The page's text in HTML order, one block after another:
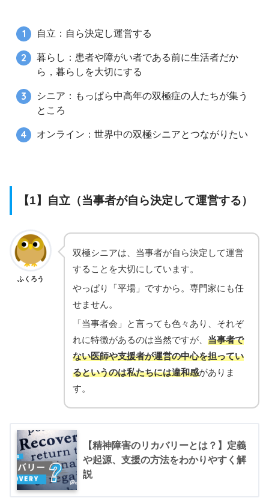
自立：自ら決定し運営する
暮らし：患者や障がい者である前に生活者だか
ら，暮らしを大切にする
シニア：もっぱら中高年の双極症の人たちが集う
ところ
オンライン：世界中の双極シニアとつながりたい
【1】自立（当事者が自ら決定して運営する）
ふくろう
双極シニアは、当事者が自ら決定して運営
することを大切にしています。
やっぱり「平場」ですから。専門家にも任
せません。
「当事者会」と言っても色々あり、それぞ
れに特徴があるのは当然ですが、 当事者で
ない医師や支援者が運営の中心を担ってい
るというのは私たちには違和感がありま
す。
【精神障害のリカバリーとは？】定義
や起源、支援の方法をわかりやすく解
説